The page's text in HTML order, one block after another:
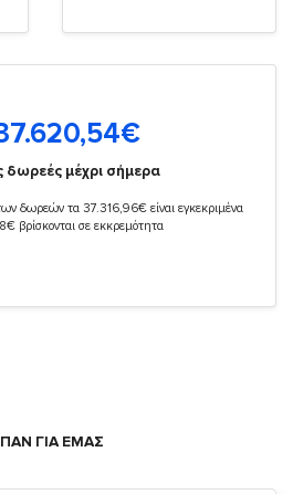
€
δωρεές μέχρι σήμερα
δωρεών τα 37.316,96€ είναι εγκεκριμένα
βρίσκονται σε εκκρεμότητα
ΓΙΑ ΕΜΑΣ